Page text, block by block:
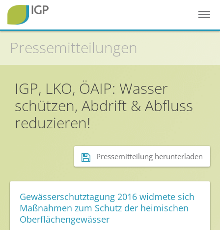
Gesunde Pflanzen
In der Landwirtschaft
Integrierter Pflanzenschutz
Geschichte des Pflanzenschutzes
Umweltschutz
Gesunde Nahrung
Pressemitteilungen
IGP, LKO, ÖAIP: Wasser
schützen, Abdrift & Abfluss
reduzieren!
Pressemitteilung herunterladen
Gewässerschutztagung 2016 widmete sich
Maßnahmen zum Schutz der heimischen
Oberflächengewässer